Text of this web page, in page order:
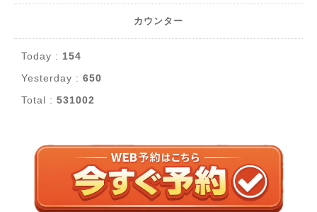
カウンター
Today : 154
Yesterday : 650
Total : 531002